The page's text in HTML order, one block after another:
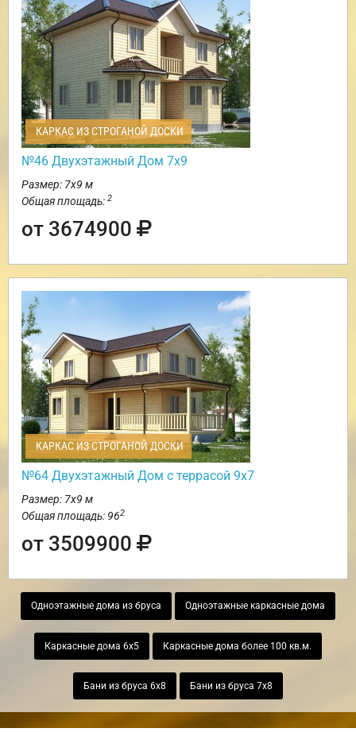
КАРКАС ИЗ СТРОГАНОЙ ДОСКИ
№46 Двухэтажный Дом 7х9
Размер: 7х9 м
Общая площадь: 2
от 3674900
КАРКАС ИЗ СТРОГАНОЙ ДОСКИ
№64 Двухэтажный Дом с террасой 9х7
Размер: 7х9 м
Общая площадь: 962
от 3509900
Одноэтажные дома из бруса Одноэтажные каркасные дома
Каркасные дома 6х5 Каркасные дома более 100 кв.м.
Бани из бруса 6х8 Бани из бруса 7х8